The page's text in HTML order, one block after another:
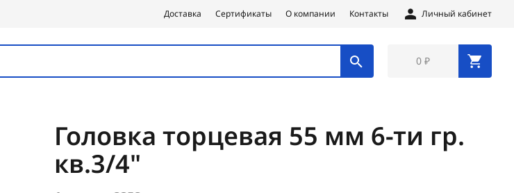
Доставка Сертификаты О компании Контакты Личный кабинет
0 ₽
Головка торцевая 55 мм 6-ти гр.
кв.3/4"